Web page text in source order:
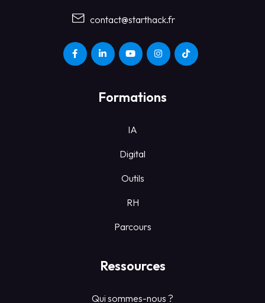
contact@starthack.fr
Formations
IA
Digital
Outils
RH
Parcours
Ressources
Qui sommes-nous ?